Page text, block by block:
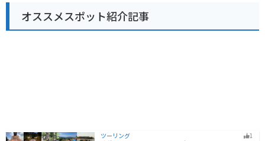
すすめです。 周辺には、四国八十八ヶ所霊場の第85番札
所である八栗寺や、日本三大銅像の一つである大仏で有
名な屋島など、観光スポットも充実しています。道の駅
オススメスポット紹介記事
ツーリング 1